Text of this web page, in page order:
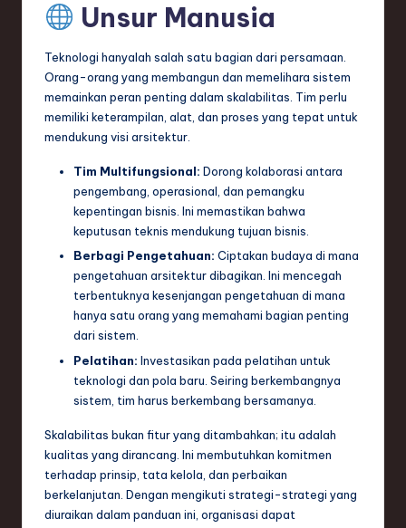
Unsur Manusia
Teknologi hanyalah salah satu bagian dari persamaan.
Orang-orang yang membangun dan memelihara sistem
memainkan peran penting dalam skalabilitas. Tim perlu
memiliki keterampilan, alat, dan proses yang tepat untuk
mendukung visi arsitektur.
Tim Multifungsional: Dorong kolaborasi antara
pengembang, operasional, dan pemangku
kepentingan bisnis. Ini memastikan bahwa
keputusan teknis mendukung tujuan bisnis.
Berbagi Pengetahuan: Ciptakan budaya di mana
pengetahuan arsitektur dibagikan. Ini mencegah
terbentuknya kesenjangan pengetahuan di mana
hanya satu orang yang memahami bagian penting
dari sistem.
Pelatihan: Investasikan pada pelatihan untuk
teknologi dan pola baru. Seiring berkembangnya
sistem, tim harus berkembang bersamanya.
Skalabilitas bukan fitur yang ditambahkan; itu adalah
kualitas yang dirancang. Ini membutuhkan komitmen
terhadap prinsip, tata kelola, dan perbaikan
berkelanjutan. Dengan mengikuti strategi-strategi yang
diuraikan dalam panduan ini, organisasi dapat